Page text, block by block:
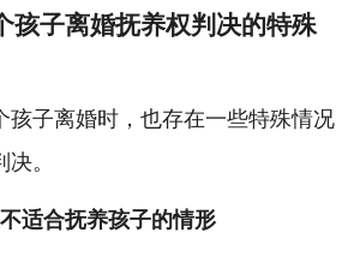
孩子离婚抚养权判决的特殊
孩子离婚时，也存在一些特殊情况
。
适合抚养孩子的情形